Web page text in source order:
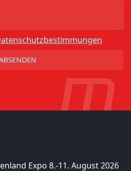
Expo 8.-11. August 2026